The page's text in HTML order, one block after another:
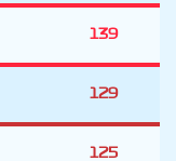
139
129
125